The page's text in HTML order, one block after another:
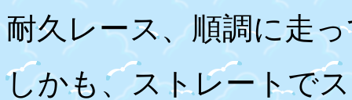
耐久レース、順調に走
しかも、ストレートで